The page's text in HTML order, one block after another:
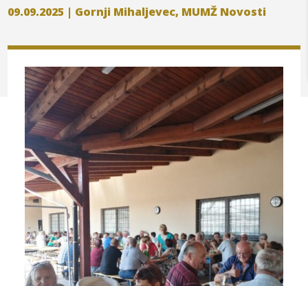
09.09.2025 | Gornji Mihaljevec, MUMŽ Novosti